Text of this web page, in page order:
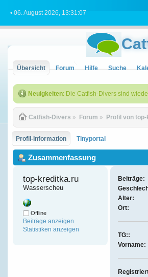
• 06. August 2026, 13:31:07
Übersicht Forum Hilfe Suche
Neuigkeiten: Die Catfish-Divers sind
Catfish-Divers » Forum » Profil von
Profil-Information Tinyportal
Zusammenfassung
top-kreditka.ru
Wasserscheu
Offline
Beiträge anzeigen
Statistiken anzeigen
Beiträge:
Alter:
Ort:
TG::
Vorname: